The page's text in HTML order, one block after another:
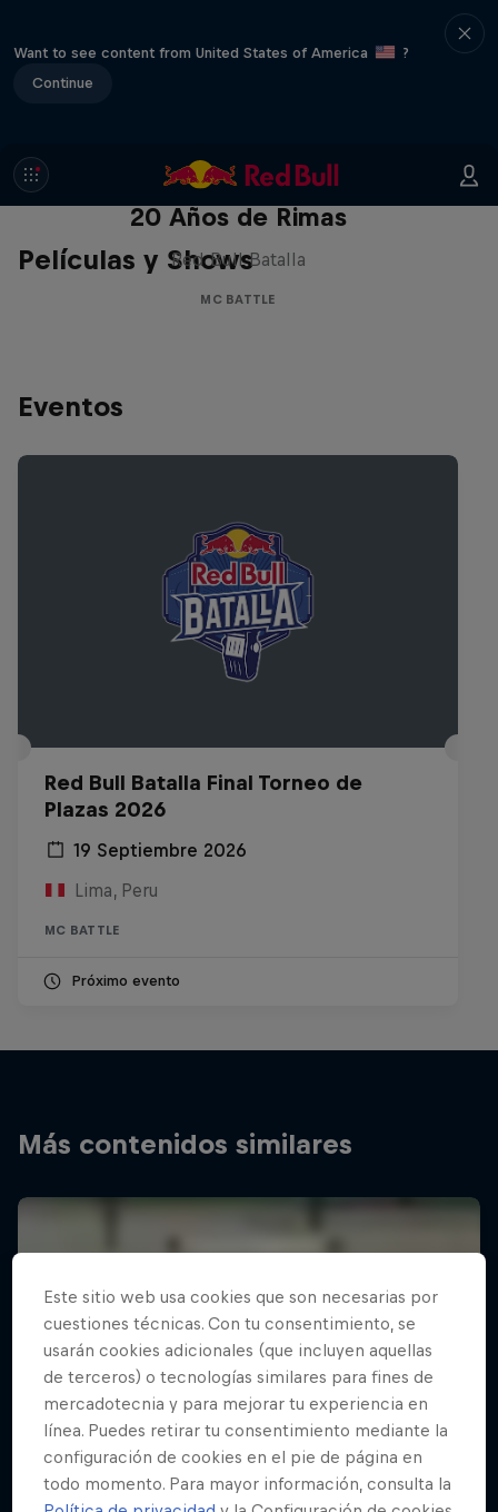
Want to see content from United States of America
?
Continue
Películas y Shows
Red Bull Batalla Nueva Historia:
20 Años de Rimas
Red Bull Batalla
MC BATTLE
Eventos
Red Bull Batalla Final Torneo de
Plazas 2026
19 Septiembre 2026
Lima, Peru
MC BATTLE
Próximo evento
Más contenidos similares
Este sitio web usa cookies que son necesarias por
cuestiones técnicas. Con tu consentimiento, se
usarán cookies adicionales (que incluyen aquellas
de terceros) o tecnologías similares para fines de
mercadotecnia y para mejorar tu experiencia en
línea. Puedes retirar tu consentimiento mediante la
configuración de cookies en el pie de página en
todo momento. Para mayor información, consulta la